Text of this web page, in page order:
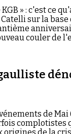
» : c'est ce
sur la
couler de
de Mai
complotistes